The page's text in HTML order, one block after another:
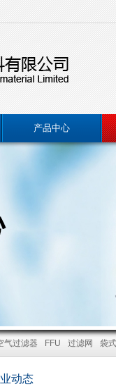
产品中心
气过滤器 FFU 过滤网 袋
动态